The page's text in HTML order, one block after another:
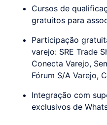
Cursos de
gratuitos para
Participação
varejo: SRE Trade
Conecta Varejo,
Fórum S/A Varejo,
Integração com
exclusivos de